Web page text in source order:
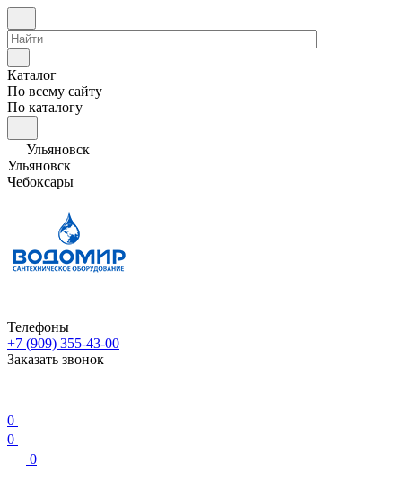
Каталог
По всему сайту
По каталогу
Ульяновск
Ульяновск
Чебоксары
Телефоны
+7 (909) 355-43-00
Заказать звонок
0
0
0